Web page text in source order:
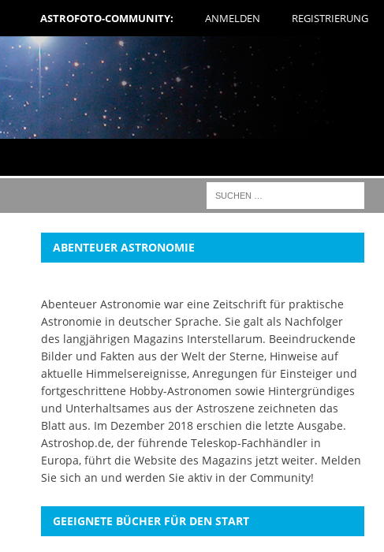
ASTROFOTO-COMMUNITY: ANMELDEN REGISTRIERUNG
ABENTEUER ASTRONOMIE
Abenteuer Astronomie war eine Zeitschrift für praktische
Astronomie in deutscher Sprache. Sie galt als Nachfolger
des langjährigen Magazins Interstellarum. Beeindruckende
Bilder und Fakten aus der Welt der Sterne, Hinweise auf
aktuelle Himmelsereignisse, Anregungen für Einsteiger und
fortgeschrittene Hobby-Astronomen sowie Hintergründiges
und Unterhaltsames aus der Astroszene zeichneten das
Blatt aus. Im Dezember 2018 erschien die letzte Ausgabe.
Astroshop.de, der führende Teleskop-Fachhändler in
Europa, führt die Website des Magazins jetzt weiter. Melden
Sie sich an und werden Sie aktiv in der Community!
GEEIGNETE BÜCHER FÜR DEN START